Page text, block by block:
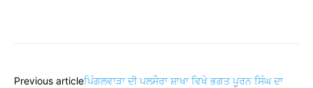
Previous articleਪਿੰਗਲਵਾੜਾ ਦੀ ਪਲਸੌਰਾ ਸ਼ਾਖਾ ਵਿਖੇ ਭਗਤ ਪੂਰਨ ਸਿੰਘ ਦਾ